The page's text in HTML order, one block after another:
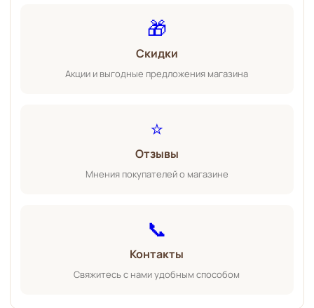
🎁
Скидки
Акции и выгодные предложения магазина
⭐
Отзывы
Мнения покупателей о магазине
📞
Контакты
Свяжитесь с нами удобным способом